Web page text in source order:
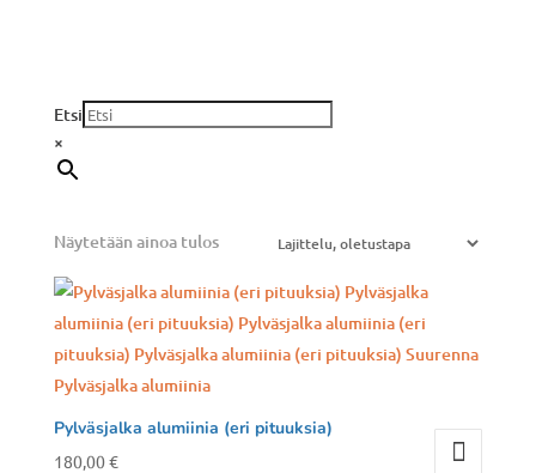
Etsi
×
Näytetään ainoa tulos
Pylväsjalka alumiinia (eri pituuksia)
180,00€